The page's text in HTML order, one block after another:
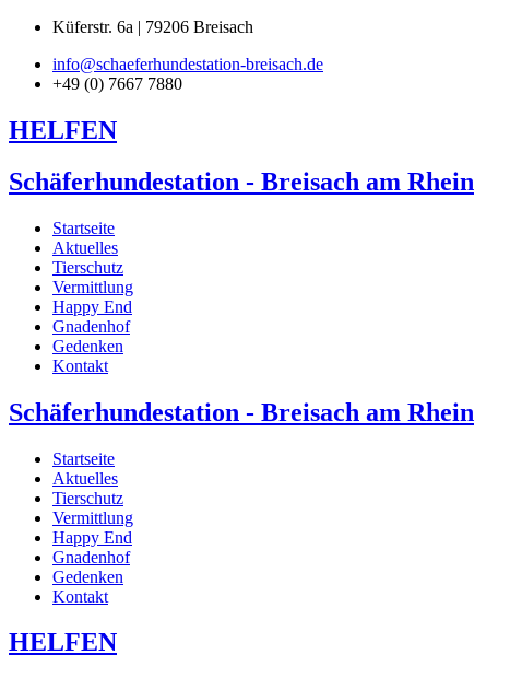
Küferstr. 6a | 79206 Breisach
info@schaeferhundestation-breisach.de
+49 (0) 7667 7880
HELFEN
Schäferhundestation - Breisach am Rhein
Startseite
Aktuelles
Tierschutz
Vermittlung
Happy End
Gnadenhof
Gedenken
Kontakt
Schäferhundestation - Breisach am Rhein
Startseite
Aktuelles
Tierschutz
Vermittlung
Happy End
Gnadenhof
Gedenken
Kontakt
HELFEN